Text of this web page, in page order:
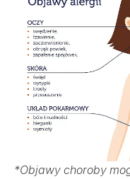
*Objawy choroby